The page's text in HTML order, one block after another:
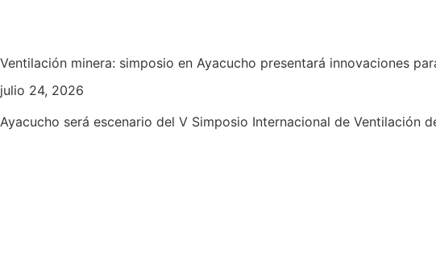
Ventilación minera: simposio en Ayacucho presentará innovaciones
julio 24, 2026
Ayacucho será escenario del V Simposio Internacional de Ventilación